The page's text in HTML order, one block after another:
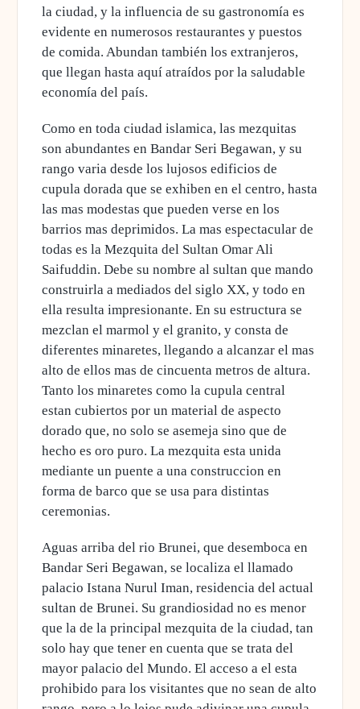
la ciudad, y la influencia de su gastronomía es
evidente en numerosos restaurantes y puestos
de comida. Abundan también los extranjeros,
que llegan hasta aquí atraídos por la saludable
economía del país.
Como en toda ciudad islamica, las mezquitas
son abundantes en Bandar Seri Begawan, y su
rango varia desde los lujosos edificios de
cupula dorada que se exhiben en el centro, hasta
las mas modestas que pueden verse en los
barrios mas deprimidos. La mas espectacular de
todas es la Mezquita del Sultan Omar Ali
Saifuddin. Debe su nombre al sultan que mando
construirla a mediados del siglo XX, y todo en
ella resulta impresionante. En su estructura se
mezclan el marmol y el granito, y consta de
diferentes minaretes, llegando a alcanzar el mas
alto de ellos mas de cincuenta metros de altura.
Tanto los minaretes como la cupula central
estan cubiertos por un material de aspecto
dorado que, no solo se asemeja sino que de
hecho es oro puro. La mezquita esta unida
mediante un puente a una construccion en
forma de barco que se usa para distintas
ceremonias.
Aguas arriba del rio Brunei, que desemboca en
Bandar Seri Begawan, se localiza el llamado
palacio Istana Nurul Iman, residencia del actual
sultan de Brunei. Su grandiosidad no es menor
que la de la principal mezquita de la ciudad, tan
solo hay que tener en cuenta que se trata del
mayor palacio del Mundo. El acceso a el esta
prohibido para los visitantes que no sean de alto